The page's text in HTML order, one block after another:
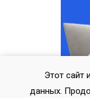
Этот сайт
данных.